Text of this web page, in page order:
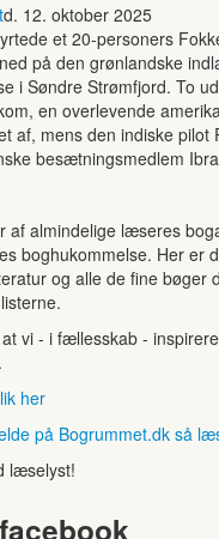
d. 12. oktober 2025
et 20-personers
på den grønlandske
i Søndre Strømfjord. To
en overlevende
af, mens den indiske pilot
besætningsmedlem
af almindelige læseres
boghukommelse. Her er
og alle de fine bøger
vi - i fællesskab -
her
på Bogrummet.dk så
læselyst!